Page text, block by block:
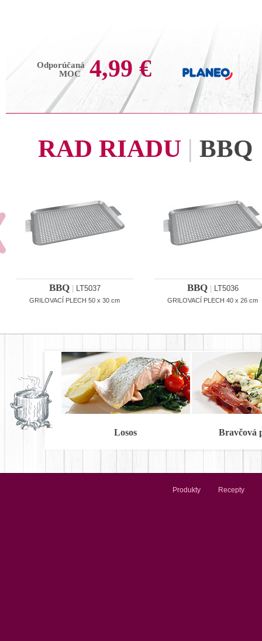
Odporúčaná
MOC
4,99 €
RAD RIADU | BBQ
BBQ LT5037
GRILOVACÍ PLECH 50 x 30 cm
BBQ LT5036
GRILOVACÍ PLECH 40 x 26 cm
Losos Bravčová
Produkty Recepty